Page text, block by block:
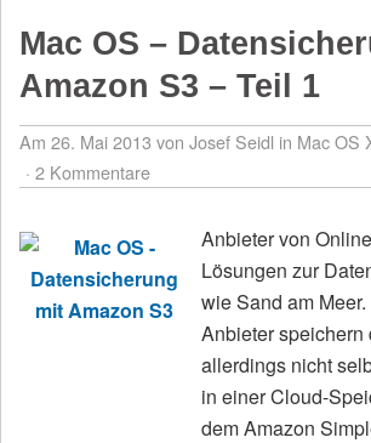
Mac OS –
Amazon S3 – Teil 1
Am 26. Mai 2013 von Josef Seidl in Mac OS
2 Kommentare
Anbieter von
Lösungen zur
wie Sand am
Anbieter speichern
allerdings nicht
in einer Cloud-
dem Amazon